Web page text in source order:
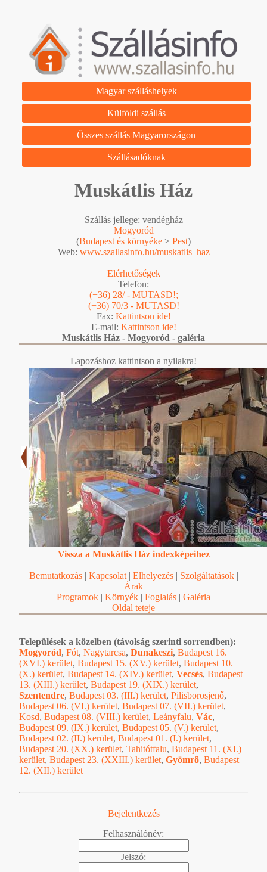
Magyar szálláshelyek
Külföldi szállás
Összes szállás Magyarországon
Szállásadóknak
Muskátlis Ház
Szállás jellege: vendégház
Mogyoród
(Budapest és környéke > Pest)
Web: www.szallasinfo.hu/muskatlis_haz
Elérhetőségek
Telefon:
(+36) 28/ - MUTASD!;
(+36) 70/3 - MUTASD!
Fax: Kattintson ide!
E-mail: Kattintson ide!
Muskátlis Ház - Mogyoród - galéria
Lapozáshoz kattintson a nyilakra!
Vissza a Muskátlis Ház indexképeihez
Bemutatkozás| Kapcsolat| Elhelyezés| Szolgáltatások|
Árak
Programok | Környék | Foglalás | Galéria
Oldal teteje
Települések a közelben (távolság szerinti sorrendben):
Mogyoród, Fót, Nagytarcsa, Dunakeszi, Budapest 16.
(XVI.) kerület, Budapest 15. (XV.) kerület, Budapest 10.
(X.) kerület, Budapest 14. (XIV.) kerület, Vecsés, Budapest
13. (XIII.) kerület, Budapest 19. (XIX.) kerület,
Szentendre, Budapest 03. (III.) kerület, Pilisborosjenő,
Budapest 06. (VI.) kerület, Budapest 07. (VII.) kerület,
Kosd, Budapest 08. (VIII.) kerület, Leányfalu, Vác,
Budapest 09. (IX.) kerület, Budapest 05. (V.) kerület,
Budapest 02. (II.) kerület, Budapest 01. (I.) kerület,
Budapest 20. (XX.) kerület, Tahitótfalu, Budapest 11. (XI.)
kerület, Budapest 23. (XXIII.) kerület, Gyömrő, Budapest
12. (XII.) kerület
Bejelentkezés
Felhasználónév:
Jelszó: